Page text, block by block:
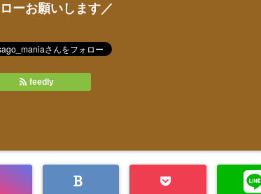
ーお願いします／
feedly